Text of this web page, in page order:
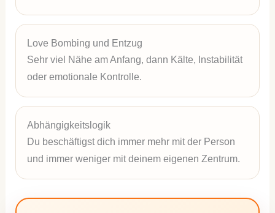
Love Bombing und Entzug
Sehr viel Nähe am Anfang, dann Kälte, Instabilität
oder emotionale Kontrolle.
Abhängigkeitslogik
Du beschäftigst dich immer mehr mit der Person
und immer weniger mit deinem eigenen Zentrum.